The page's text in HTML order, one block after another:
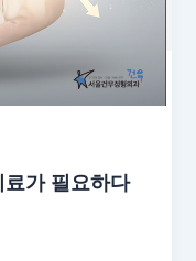
가 필요하다